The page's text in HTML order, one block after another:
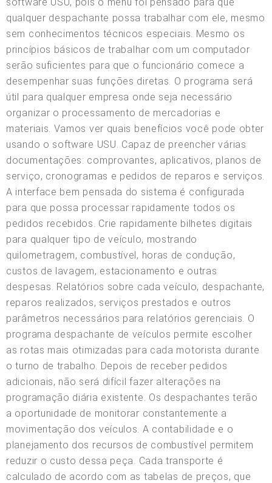
qualquer despachante possa trabalhar com ele, mesmo
sem conhecimentos técnicos especiais. Mesmo os
princípios básicos de trabalhar com um computador
serão suficientes para que o funcionário comece a
desempenhar suas funções diretas. O programa será
útil para qualquer empresa onde seja necessário
organizar o processamento de mercadorias e
materiais. Vamos ver quais benefícios você pode obter
usando o software USU. Capaz de preencher várias
documentações: comprovantes, aplicativos, planos de
serviço, cronogramas e pedidos de reparos e serviços.
A interface bem pensada do sistema é configurada
para que possa processar rapidamente todos os
pedidos recebidos. Crie rapidamente bilhetes digitais
para qualquer tipo de veículo, mostrando
quilometragem, combustível, horas de condução,
custos de lavagem, estacionamento e outras
despesas. Relatórios sobre cada veículo, despachante,
reparos realizados, serviços prestados e outros
parâmetros necessários para relatórios gerenciais. O
programa despachante de veículos permite escolher
as rotas mais otimizadas para cada motorista durante
o turno de trabalho. Depois de receber pedidos
adicionais, não será difícil fazer alterações na
programação diária existente. Os despachantes terão
a oportunidade de monitorar constantemente a
movimentação dos veículos. A contabilidade e o
planejamento dos recursos de combustível permitem
reduzir o custo dessa peça. Cada transporte é
calculado de acordo com as tabelas de preços, que